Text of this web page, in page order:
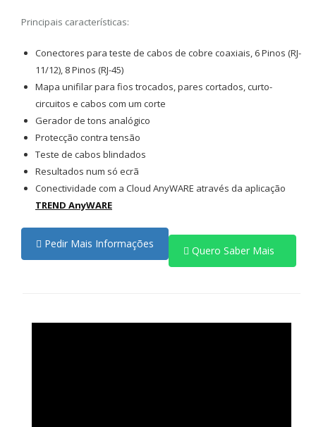
Principais características:
Conectores para teste de cabos de cobre coaxiais, 6 Pinos (RJ-
11/12), 8 Pinos (RJ-45)
Mapa unifilar para fios trocados, pares cortados, curto-
circuitos e cabos com um corte
Gerador de tons analógico
Protecção contra tensão
Teste de cabos blindados
Resultados num só ecrã
Conectividade com a Cloud AnyWARE através da aplicação
TREND AnyWARE
Pedir Mais Informações
Quero Saber Mais